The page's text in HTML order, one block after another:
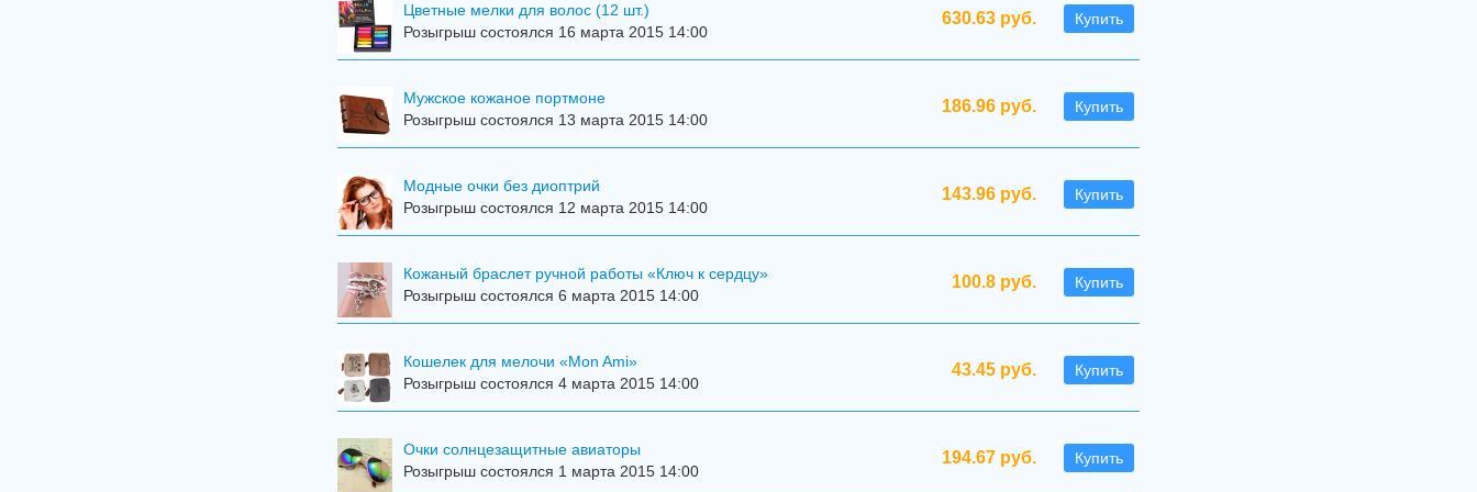
630.63 руб. Купить
Цветные мелки для волос (12 шт.)
Розыгрыш состоялся 16 марта 2015 14:00
186.96 руб. Купить
Мужское кожаное портмоне
Розыгрыш состоялся 13 марта 2015 14:00
143.96 руб. Купить
Модные очки без диоптрий
Розыгрыш состоялся 12 марта 2015 14:00
100.8 руб. Купить
Кожаный браслет ручной работы «Ключ к сердцу»
Розыгрыш состоялся 6 марта 2015 14:00
43.45 руб. Купить
Кошелек для мелочи «Mon Ami»
Розыгрыш состоялся 4 марта 2015 14:00
194.67 руб. Купить
Очки солнцезащитные авиаторы
Розыгрыш состоялся 1 марта 2015 14:00